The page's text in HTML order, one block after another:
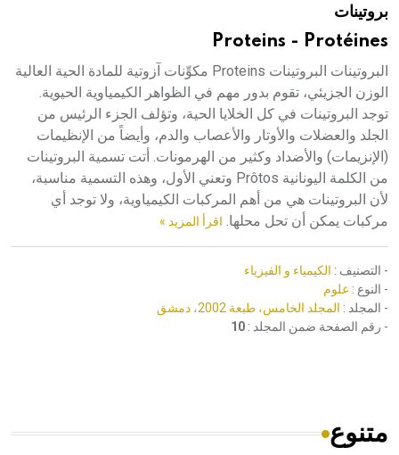
بروتينات
Proteins - Protéines
البروتينات البروتينات Proteins مكوِّنات آزوتية للمادة الحية العالية
الوزن الجزيئي، تقوم بدور مهم في الظواهر الكيمياوية الحيوية.
توجد البروتينات في كل الخلايا الحية، وتؤلف الجزء الرئيس من
الجلد والعضلات والأوتار والأعصاب والدم، وأيضاً من الإنظيمات
(الإنزيمات) والأضداد وكثير من الهرمونات. أتت تسمية البروتينات
من الكلمة اليونانية Prôtos وتعني الأول، وهذه التسمية مناسبة،
لأن البروتينات هي من أهم المركبات الكيمياوية، ولا توجد أي
مركبات يمكن أن تحل محلها. اقرأ المزيد »
- التصنيف : الكيمياء و الفيزياء
- النوع : علوم
- المجلد : المجلد الخامس، طبعة 2002، دمشق
- رقم الصفحة ضمن المجلد : 10
متنوع